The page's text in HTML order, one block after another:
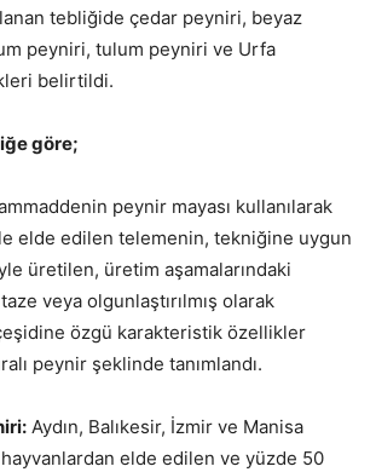
tebliğide çedar peyniri, beyaz
peyniri, tulum peyniri ve Urfa
belirtildi.
göre;
peynir mayası kullanılarak
ile elde edilen telemenin, tekniğine uygun
üretilen, üretim aşamalarındaki
veya olgunlaştırılmış olarak
özgü karakteristik özellikler
peynir şeklinde tanımlandı.
Aydın, Balıkesir, İzmir ve Manisa
elde edilen ve yüzde 50